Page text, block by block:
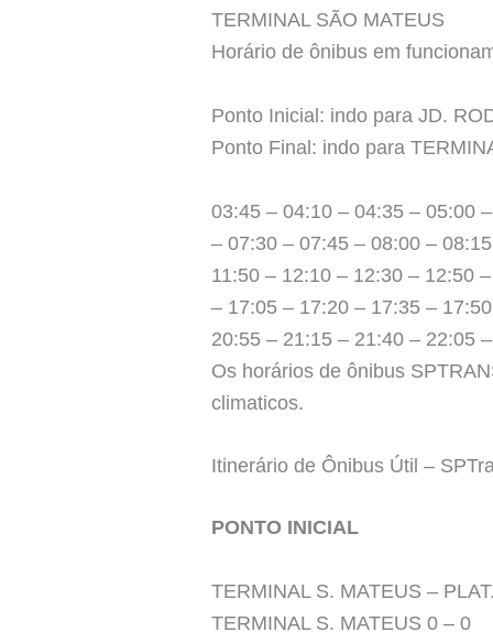
TERMINAL SÃO MATEUS
Horário de ônibus em
Ponto Inicial: indo para JD.
Ponto Final: indo para
03:45 – 04:10 – 04:35 – 05:00
– 07:30 – 07:45 – 08:00 –
11:50 – 12:10 – 12:30 – 12:50
– 17:05 – 17:20 – 17:35 –
20:55 – 21:15 – 21:40 – 22:05
Os horários de ônibus
climaticos.
Itinerário de Ônibus Útil –
PONTO INICIAL
TERMINAL S. MATEUS –
TERMINAL S. MATEUS 0 – 0